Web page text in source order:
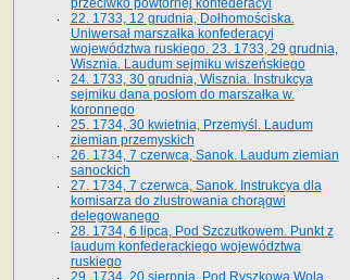
przeciwko powtórnej konfederacyi
22. 1733, 12 grudnia, Dołhomościska.
Uniwersał marszałka konfederacyi
województwa ruskiego. 23. 1733, 29 grudnia,
Wisznia. Laudum sejmiku wiszeńskiego
24. 1733, 30 grudnia, Wisznia. Instrukcya
sejmiku dana posłom do marszałka w.
koronnego
25. 1734, 30 kwietnia, Przemyśl. Laudum
ziemian przemyskich
26. 1734, 7 czerwca, Sanok. Laudum ziemian
sanockich
27. 1734, 7 czerwca, Sanok. Instrukcya dla
komisarza do zlustrowania chorągwi
delegowanego
28. 1734, 6 lipca, Pod Szczutkowem. Punkt z
laudum konfederackiego województwa
ruskiego
29. 1734, 20 sierpnia, Pod Ryszkową Wolą.